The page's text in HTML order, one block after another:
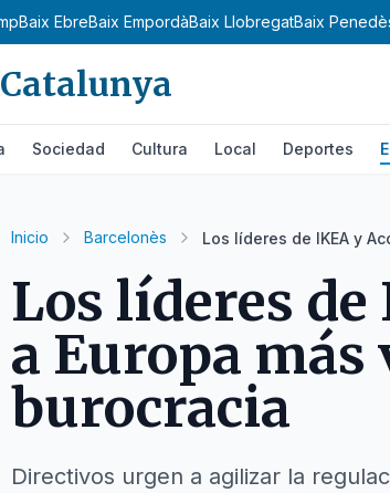
Baix EbreBaix EmpordàBaix LlobregatBaix
Sociedad Cultura Local Deportes
Inicio Barcelonès Los líderes de IKEA y
Los líderes
a Europa
burocracia
Directivos urgen a agilizar la